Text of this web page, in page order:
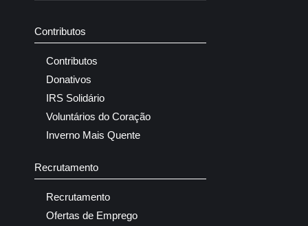
Contributos
Contributos
Donativos
IRS Solidário
Voluntários do Coração
Inverno Mais Quente
Recrutamento
Recrutamento
Ofertas de Emprego